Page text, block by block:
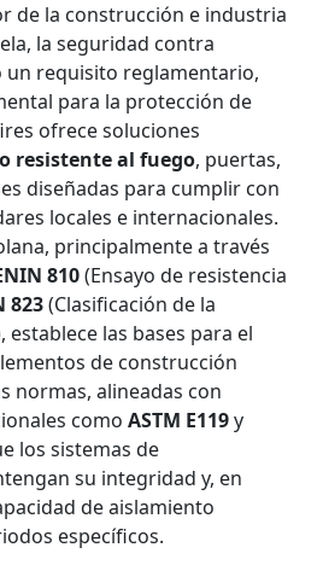
de la construcción e industria
la seguridad contra
un requisito reglamentario,
para la protección de
ofrece soluciones
resistente al fuego, puertas,
diseñadas para cumplir con
locales e internacionales.
principalmente a través
810(Ensayo de resistencia
823(Clasificación de la
las bases para el
de construcción
normas, alineadas con
como ASTM E119y
los sistemas de
su integridad y, en
de aislamiento
específicos.